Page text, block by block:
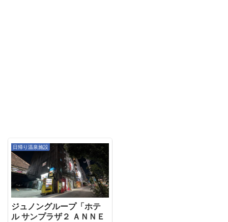
日帰り温泉施設
ジュノングループ「ホテ
ル サンプラザ２ ＡＮＮＥ